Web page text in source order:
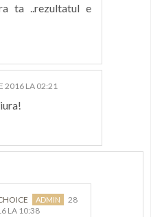
ta ..rezultatul e
2016 LA 02:21
28
LA 10:38